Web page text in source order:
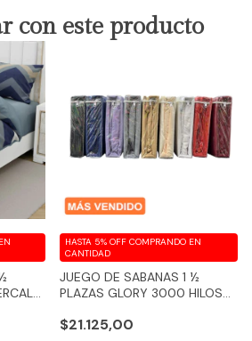
con este producto
JUEGO DE SABANAS 1 ½
PLAZAS GLORY 3000 HILOS
$21.125,00
HASTA 5% OFF COMPRANDO EN
CANTIDAD